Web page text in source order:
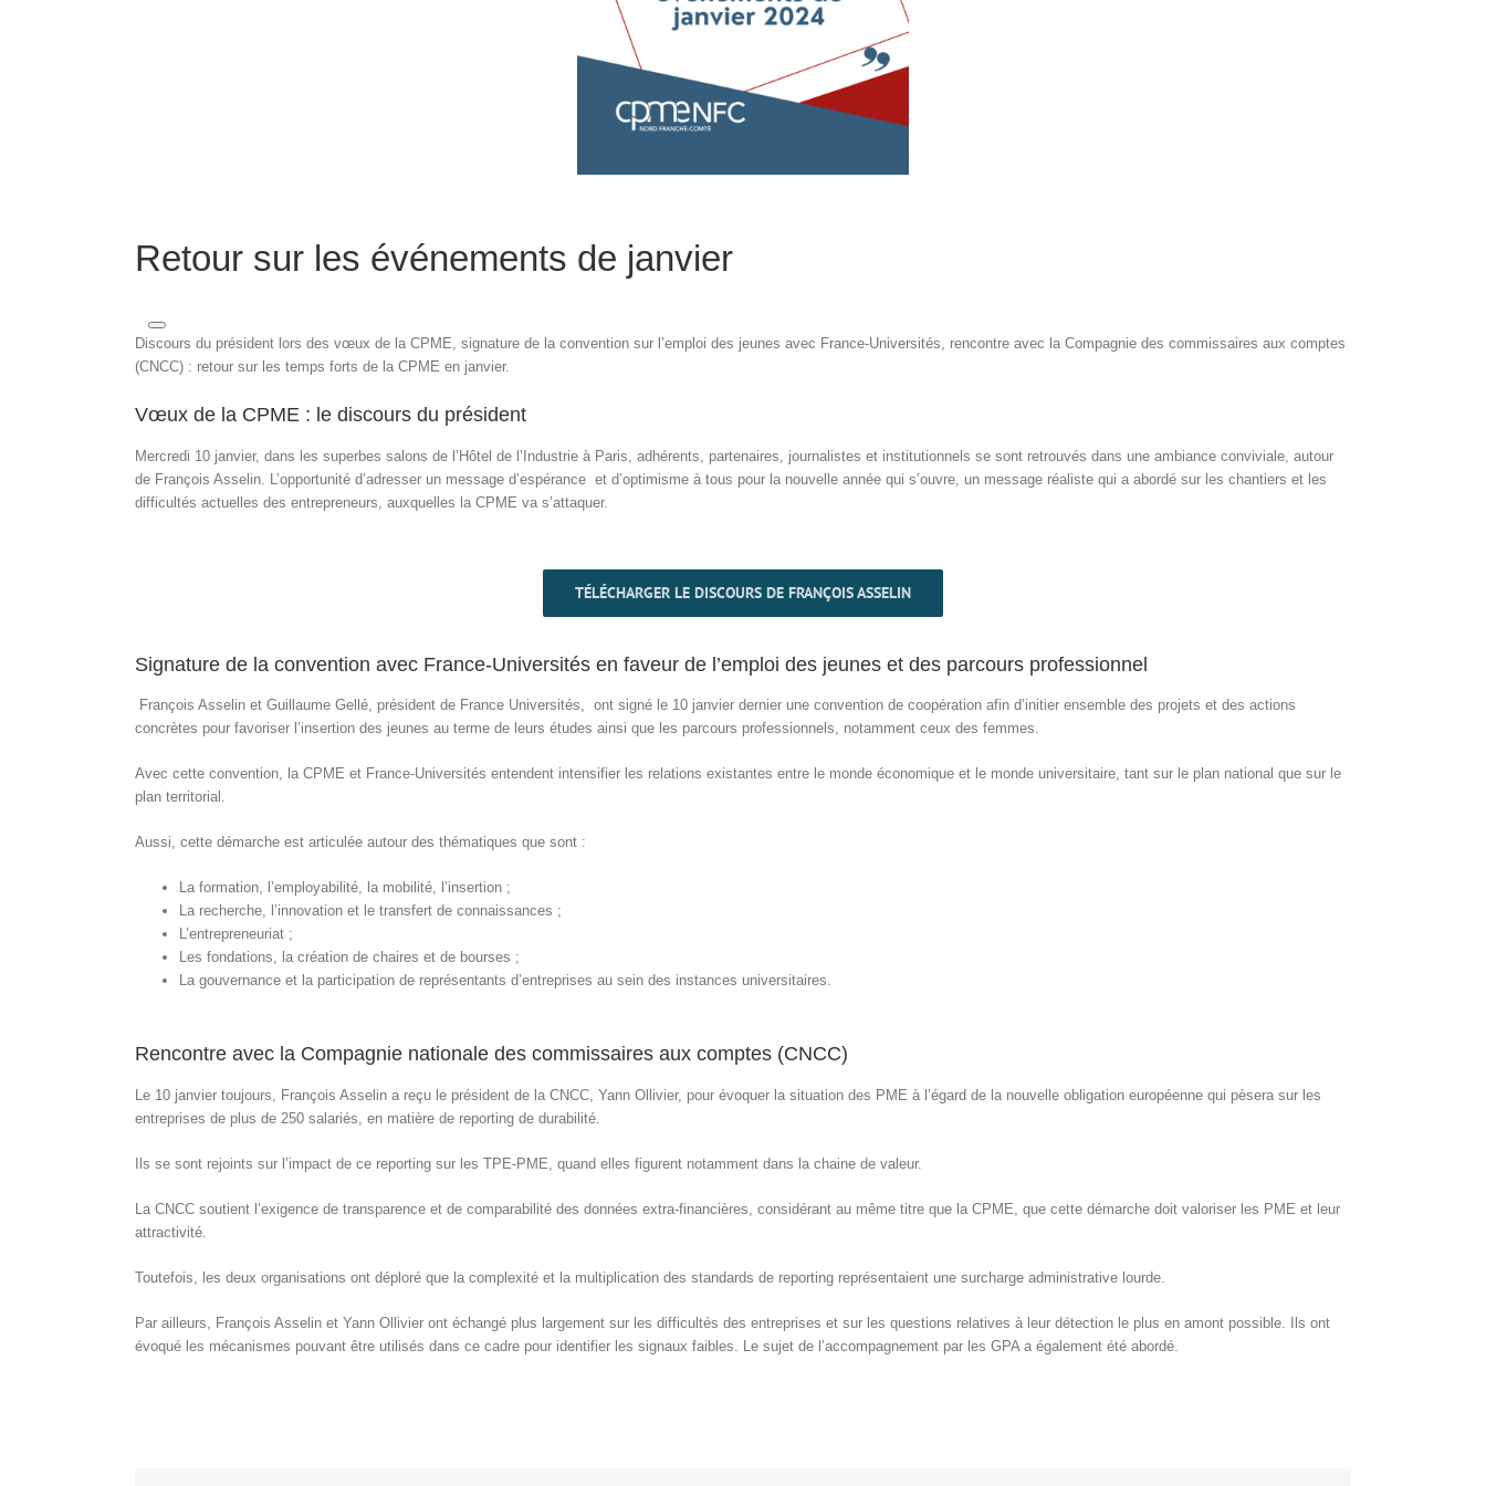
Retour sur les événements de janvier
Discours du président lors des vœux de la CPME, signature de la convention sur l’emploi des jeunes avec France-Universités, rencontre avec la Compagnie des commissaires aux comptes
(CNCC) : retour sur les temps forts de la CPME en janvier.
Vœux de la CPME : le discours du président
Mercredi 10 janvier, dans les superbes salons de l’Hôtel de l’Industrie à Paris, adhérents, partenaires, journalistes et institutionnels se sont retrouvés dans une ambiance conviviale, autour
de François Asselin. L’opportunité d’adresser un message d’espérance et d’optimisme à tous pour la nouvelle année qui s’ouvre, un message réaliste qui a abordé sur les chantiers et les
difficultés actuelles des entrepreneurs, auxquelles la CPME va s’attaquer.
TÉLÉCHARGER LE DISCOURS DE FRANÇOIS ASSELIN
Signature de la convention avec France-Universités en faveur de l’emploi des jeunes et des parcours professionnel
François Asselin et Guillaume Gellé, président de France Universités, ont signé le 10 janvier dernier une convention de coopération afin d’initier ensemble des projets et des actions
concrètes pour favoriser l’insertion des jeunes au terme de leurs études ainsi que les parcours professionnels, notamment ceux des femmes.
Avec cette convention, la CPME et France-Universités entendent intensifier les relations existantes entre le monde économique et le monde universitaire, tant sur le plan national que sur le
plan territorial.
Aussi, cette démarche est articulée autour des thématiques que sont :
La formation, l’employabilité, la mobilité, l’insertion ;
La recherche, l’innovation et le transfert de connaissances ;
L’entrepreneuriat ;
Les fondations, la création de chaires et de bourses ;
La gouvernance et la participation de représentants d’entreprises au sein des instances universitaires.
Rencontre avec la Compagnie nationale des commissaires aux comptes (CNCC)
Le 10 janvier toujours, François Asselin a reçu le président de la CNCC, Yann Ollivier, pour évoquer la situation des PME à l’égard de la nouvelle obligation européenne qui pèsera sur les
entreprises de plus de 250 salariés, en matière de reporting de durabilité.
Ils se sont rejoints sur l’impact de ce reporting sur les TPE-PME, quand elles figurent notamment dans la chaine de valeur.
La CNCC soutient l’exigence de transparence et de comparabilité des données extra-financières, considérant au même titre que la CPME, que cette démarche doit valoriser les PME et leur
attractivité.
Toutefois, les deux organisations ont déploré que la complexité et la multiplication des standards de reporting représentaient une surcharge administrative lourde.
Par ailleurs, François Asselin et Yann Ollivier ont échangé plus largement sur les difficultés des entreprises et sur les questions relatives à leur détection le plus en amont possible. Ils ont
évoqué les mécanismes pouvant être utilisés dans ce cadre pour identifier les signaux faibles. Le sujet de l’accompagnement par les GPA a également été abordé.